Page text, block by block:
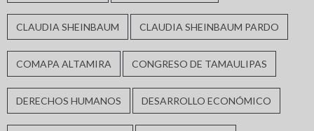
CLAUDIA SHEINBAUM CLAUDIA SHEINBAUM PARDO
COMAPA ALTAMIRA CONGRESO DE TAMAULIPAS
DERECHOS HUMANOS DESARROLLO ECONÓMICO